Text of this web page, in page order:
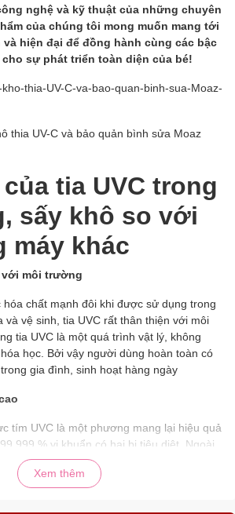
nghệ và kỹ thuật của những chuyên
của chúng tôi mong muốn mang tới
hiện đại để đồng hành cùng các bậc
sự phát triển toàn diện của bé!
thia UV-C và bảo quản bình sửa Moaz
tia UVC trong
sấy khô so với
máy khác
môi trường
hóa chất mạnh đôi khi được sử dụng trong
và vệ sinh, tia UVC rất thân thiện với môi
tia UVC là một quá trình vật lý, không
học. Bởi vậy người dùng hoàn toàn có
gia đình, sinh hoạt hàng ngày
tím UVC là một phương mang lại hiệu quả
% vi khuẩn có hại bị tiêu diệt. Ngoài
bảo quản đồ dùng của máy tiệt trùng tia
lần bấm bạn có thể yên tâm sử dụng đồ
Xem thêm